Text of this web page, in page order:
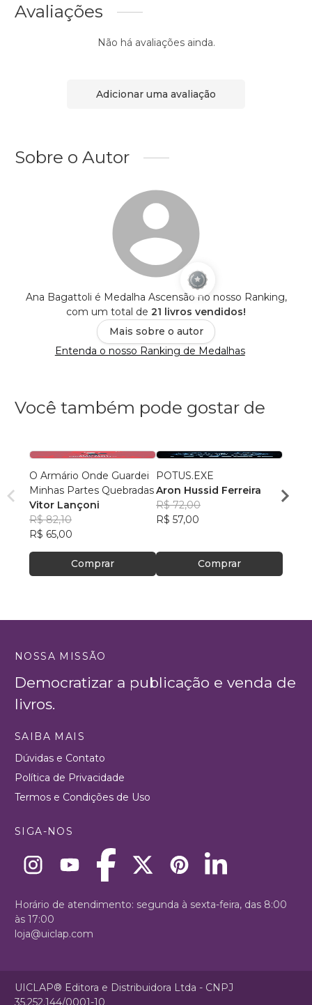
Avaliações
Não há avaliações ainda.
Adicionar uma avaliação
Sobre o Autor
Ana Bagattoli é Medalha Ascensão no nosso Ranking,
com um total de 21 livros vendidos!
Mais sobre o autor
Entenda o nosso Ranking de Medalhas
Você também pode gostar de
O Armário Onde Guardei
Minhas Partes Quebradas
Vitor Lançoni
R$ 82,10
R$ 65,00
Comprar
POTUS.EXE
Aron Hussid Ferreira
R$ 72,00
R$ 57,00
Comprar
21
NOSSA MISSÃO
Democratizar a publicação e venda de
livros.
SAIBA MAIS
Dúvidas e Contato
Política de Privacidade
Termos e Condições de Uso
SIGA-NOS
Horário de atendimento: segunda à sexta-feira, das 8:00
às 17:00
loja@uiclap.com
UICLAP® Editora e Distribuidora Ltda - CNPJ
35.252.144/0001-10